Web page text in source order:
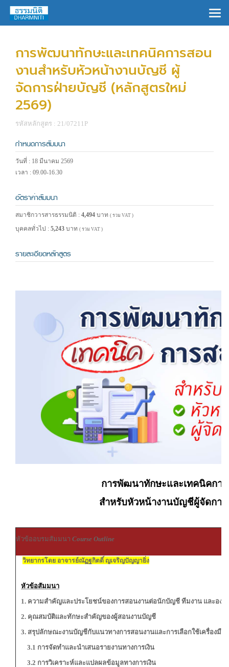
การพัฒนาทักษะและเทคนิคการสอน
งานสำหรับหัวหน้างานบัญชี ผู้
จัดการฝ่ายบัญชี (หลักสูตรใหม่
2569)
รหัสหลักสูตร : 21/07211P
กำหนดการสัมมนา
วันที่ : 18 มีนาคม 2569
เวลา : 09.00-16.30
อัตราค่าสัมมนา
สมาชิกวารสารธรรมนิติ : 4,494 บาท ( รวม VAT )
บุคคลทั่วไป : 5,243 บาท ( รวม VAT )
รายละเอียดหลักสูตร
การพัฒนาทักษะและเทคนิคกา
สำหรับหัวหน้างานบัญชีผู้จัดกา
หัวข้ออบรมสัมมนา Course Outline
วิทยากรโดย อาจารย์ณัฏฐกิตติ์ ญเจริญปัญญายิ่ง
หัวข้อสัมมนา
1. ความสำคัญและประโยชน์ของการสอนงานต่อนักบัญชี ทีมงาน และองค์
2. คุณสมบัติและทักษะสำคัญของผู้สอนงานบัญชี
3. สรุปลักษณะงานบัญชีกับแนวทางการสอนงานและการเลือกใช้เครื่องมือ
3.1 การจัดทำและนำเสนอรายงานทางการเงิน
3.2 การวิเคราะห์และแปลผลข้อมูลทางการเงิน
×